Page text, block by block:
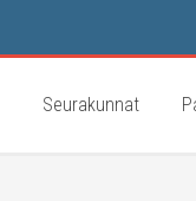
Seurakunnat